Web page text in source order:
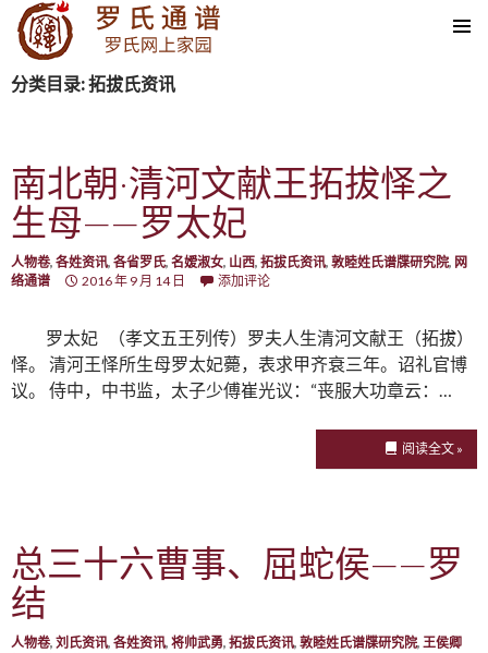
SKIP TO CONTENT
分类目录: 拓拔氏资讯
南北朝·清河文献王拓拔怿之
生母——罗太妃
人物卷, 各姓资讯, 各省罗氏, 名嫒淑女, 山西, 拓拔氏资讯, 敦睦姓氏谱牒研究院, 网
络通谱
2016 年 9 月 14 日 添加评论
罗太妃 （孝文五王列传）罗夫人生清河文献王（拓拔）
怿。 清河王怿所生母罗太妃薨，表求甲齐衰三年。诏礼官博
议。 侍中，中书监，太子少傅崔光议：“丧服大功章云：…
阅读全文 »
总三十六曹事、屈蛇侯——罗
结
人物卷, 刘氏资讯, 各姓资讯, 将帅武勇, 拓拔氏资讯, 敦睦姓氏谱牒研究院, 王侯卿